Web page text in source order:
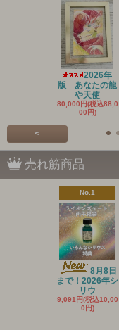
2026年
版 あなたの龍
や天使
80,000円(税込88,0
00円)
<
売れ筋商品
No.1
8月8日
まで！2026年シ
リウ
9,091円(税込10,00
0円)